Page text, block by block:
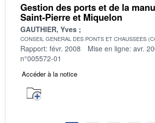
Gestion des ports et de la
Saint-Pierre et Miquelon
GAUTHIER, Yves
CONSEIL GENERAL DES PONTS ET CHAUSSEES
Rapport: févr. 2008 Mise en ligne: avr.
n°005572-01
Accéder à la notice